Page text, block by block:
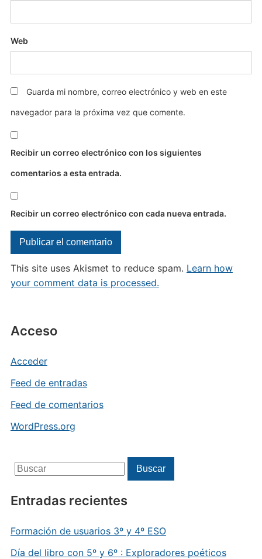
Acceso
Acceder
Feed de entradas
Feed de comentarios
WordPress.org
Buscar: Buscar
Entradas recientes
Formación de usuarios 3º y 4º ESO
Día del libro con 5º y 6º : Exploradores poéticos
Web
Guarda mi nombre, correo electrónico y web en este
navegador para la próxima vez que comente.
Recibir un correo electrónico con los siguientes
comentarios a esta entrada.
Recibir un correo electrónico con cada nueva entrada.
This site uses Akismet to reduce spam. Learn how
your comment data is processed.